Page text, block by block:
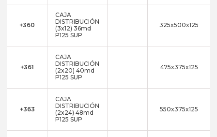
+360
CAJA
DISTRIBUCIÓN
(3x12) 36md
P125 SUP
325x500x125
+361
CAJA
DISTRIBUCIÓN
(2x20) 40md
P125 SUP
475x375x125
+363
CAJA
DISTRIBUCIÓN
(2x24) 48md
P125 SUP
550x375x125